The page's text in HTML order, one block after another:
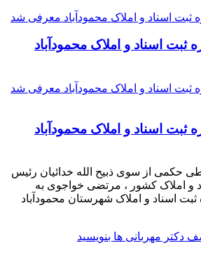
ثبت اسناد و املاک محمودآباد
ثبت اسناد و املاک محمودآباد
طی حکمی از سوی ذبیح الله خدائیان رئیس
و املاک کشور ، مرتضی خواجوی به
ثبت اسناد و املاک شهرستان محمودآباد